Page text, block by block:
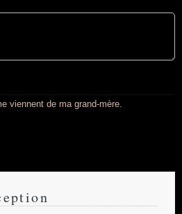
viennent de ma grand-mère.